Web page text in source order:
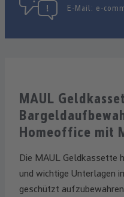
E-Mail: e-
MAUL
Homeoffice mit
Die MAUL Geldkassette
und wichtige Unterlagen
geschützt